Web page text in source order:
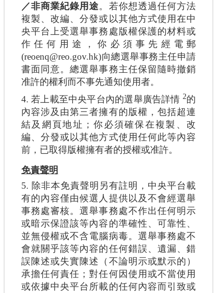
／非商業紀錄用途。若你想透過任何方法
複製、改編、分發或以其他方式使用在中
央平台上受選舉事務處版權保護的材料或
作任何用途，你必須事先經電郵
(reoenq@reo.gov.hk)向總選舉事務主任申請
書面同意。總選舉事務主任保留隨時撤銷
准許的權利而不事先通知使用者。
4. 若上載至中央平台內的選舉廣告詳情 2的
內容涉及由第三者擁有的版權，包括超連
結及網頁地址；你必須確保在複製、改
編、分發或以其他方式使用任何此等內容
前，已取得版權擁有者的授權或准許。
免責聲明
5. 除非本免責聲明另有註明，中央平台載
有的內容僅由候選人提供以及不會經選舉
事務處審核。選舉事務處不作出任何明示
或暗示保證該等內容的準確性、可靠性、
並無侵權或不含電腦病毒。選舉事務處不
會就關乎該等內容的任何錯誤、遺漏、錯
誤陳述或失實陳述（不論明示或默示的）
承擔任何責任；對任何因使用或不當使用
或依據中央平台所載的任何內容而引致或